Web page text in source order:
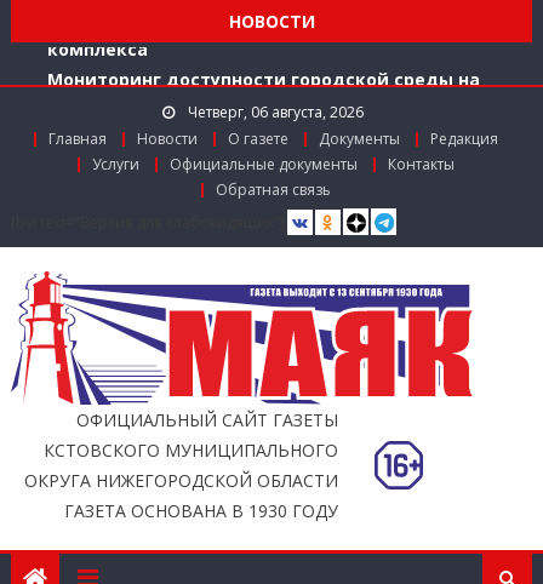
НОВОСТИ
Четверг, 06 августа, 2026
Главная
Новости О газете Документы
Редакция
Услуги
Официальные документы
Контакты
Обратная связь
ОФИЦИАЛЬНЫЙ САЙТ ГАЗЕТЫ
КСТОВСКОГО МУНИЦИПАЛЬНОГО
ОКРУГА НИЖЕГОРОДСКОЙ ОБЛАСТИ
ГАЗЕТА ОСНОВАНА В 1930 ГОДУ